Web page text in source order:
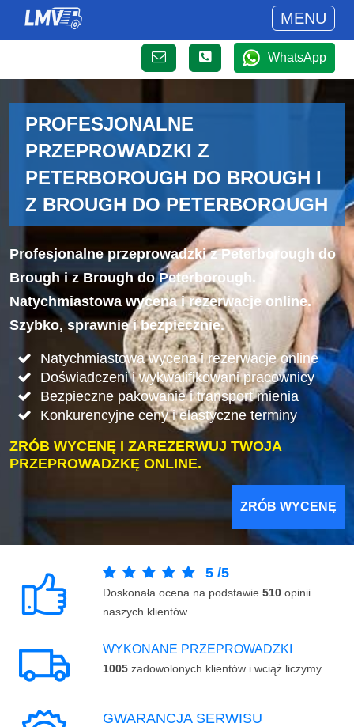
MENU
WhatsApp
PROFESJONALNE
PRZEPROWADZKI Z
PETERBOROUGH DO BROUGH I
Z BROUGH DO PETERBOROUGH
Profesjonalne przeprowadzki z Peterborough do
Brough i z Brough do Peterborough.
Natychmiastowa wycena i rezerwacje online.
Szybko, sprawnie i bezpiecznie.
Natychmiastowa wycena i rezerwacje online
Doświadczeni i wykwalifikowani pracownicy
Bezpieczne pakowanie i transport mienia
Konkurencyjne ceny i elastyczne terminy
ZRÓB WYCENĘ I ZAREZERWUJ TWOJA
PRZEPROWADZKĘ ONLINE.
ZRÓB WYCENĘ
5 /5
Doskonała ocena na podstawie 510 opinii
naszych klientów.
WYKONANE PRZEPROWADZKI
1005 zadowolonych klientów i wciąż liczymy.
GWARANCJA SERWISU